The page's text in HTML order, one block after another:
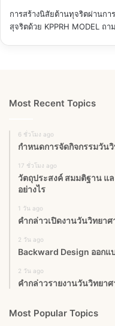
การสร้างนิสัยต้านทุจริตผ่านก
สุจริตด้วย KPPRH MODEL ถา
Most Recent Topics
6 ชั่วโมง ago
กำหนดการจัดกิจกรรมวัน
17 ชั่วโมง ago
วัตถุประสงค์ สมมติฐาน แ
อย่างไร
1 วัน ago
คำกล่าวเปิดงานวันวิทยา
2 วัน ago
Backward Design ออกแ
2 วัน ago
คำกล่าวรายงานวันวิทยา
Most Popular Topics